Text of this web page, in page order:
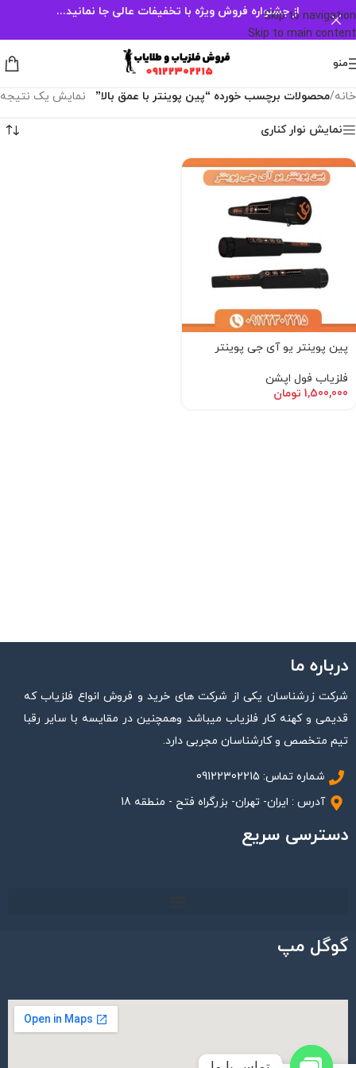
Skip to navigation
Skip to main content
از جشنواره فروش ویژه با تخفیفات عالی جا نمانید...
منو
خانه/محصولات برچسب خورده “پین پوینتر با عمق بالا” نمایش یک نتیجه
نمایش نوار کناری
پین پوینتر یو آی جی پوینتر
فلزیاب فول اپشن
1,500,000 تومان
درباره ما
شرکت زرشناسان یکی از شرکت های خرید و فروش انواع فلزیاب که
قدیمی و کهنه کار فلزیاب میباشد وهمچنین در مقایسه با سایر رقبا
تیم متخصص و کارشناسان مجربی دارد.
شماره تماس: 09122302215
آدرس : ایران- تهران- بزرگراه فتح - منطقه 18
دسترسی سریع
گوگل مپ